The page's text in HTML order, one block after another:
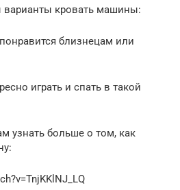
варианты кровать машины:
близнецам или
играть и спать в такой
узнать больше о том, как